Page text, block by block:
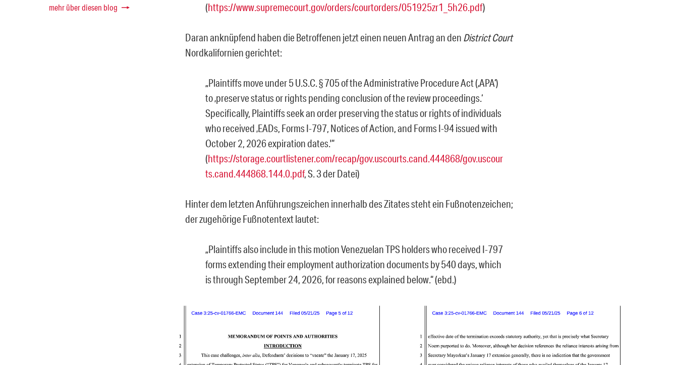
mehr über diesen blog
(https://www.supremecourt.gov/orders/courtorders/051925zr1_5h26.pdf)
Daran anknüpfend haben die Betroffenen jetzt einen neuen Antrag an den District Court
Nordkalifornien gerichtet:
„Plaintiffs move under 5 U.S.C. § 705 of the Administrative Procedure Act (‚APA‘)
to ‚preserve status or rights pending conclusion of the review proceedings.‘
Specifically, Plaintiffs seek an order preserving the status or rights of individuals
who received ‚EADs, Forms I-797, Notices of Action, and Forms I-94 issued with
October 2, 2026 expiration dates.'“
(https://storage.courtlistener.com/recap/gov.uscourts.cand.444868/gov.uscour
ts.cand.444868.144.0.pdf, S. 3 der Datei)
Hinter dem letzten Anführungszeichen innerhalb des Zitates steht ein Fußnotenzeichen;
der zugehörige Fußnotentext lautet:
„Plaintiffs also include in this motion Venezuelan TPS holders who received I-797
forms extending their employment authorization documents by 540 days, which
is through September 24, 2026, for reasons explained below.“ (ebd.)